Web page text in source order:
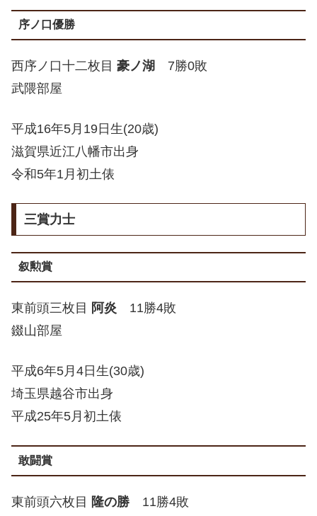
序ノ口優勝
西序ノ口十二枚目 豪ノ湖 7勝0敗
武隈部屋
平成16年5月19日生(20歳)
滋賀県近江八幡市出身
令和5年1月初土俵
三賞力士
叙勲賞
東前頭三枚目 阿炎 11勝4敗
錣山部屋
平成6年5月4日生(30歳)
埼玉県越谷市出身
平成25年5月初土俵
敢闘賞
東前頭六枚目 隆の勝 11勝4敗